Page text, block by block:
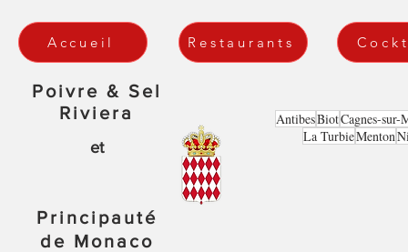
Accueil Restaurants
Poivre & Sel
Riviera
et
Principauté
de Monaco
AntibesBiotCagnes-sur-
La TurbieMenton